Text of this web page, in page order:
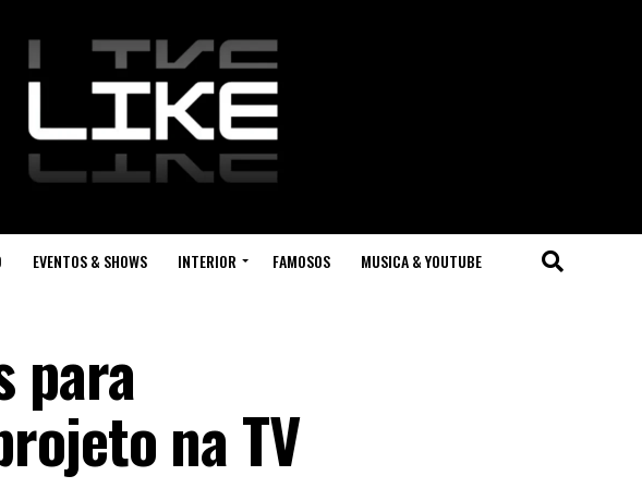
EVENTOS & SHOWS INTERIOR FAMOSOS MUSICA & YOUTUBE
para
na TV